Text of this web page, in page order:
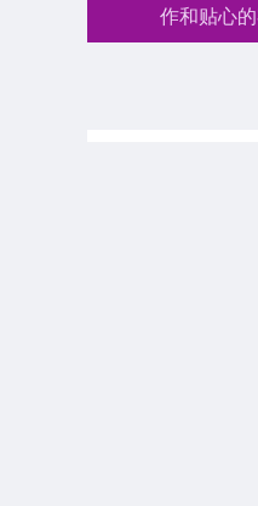
作和贴心